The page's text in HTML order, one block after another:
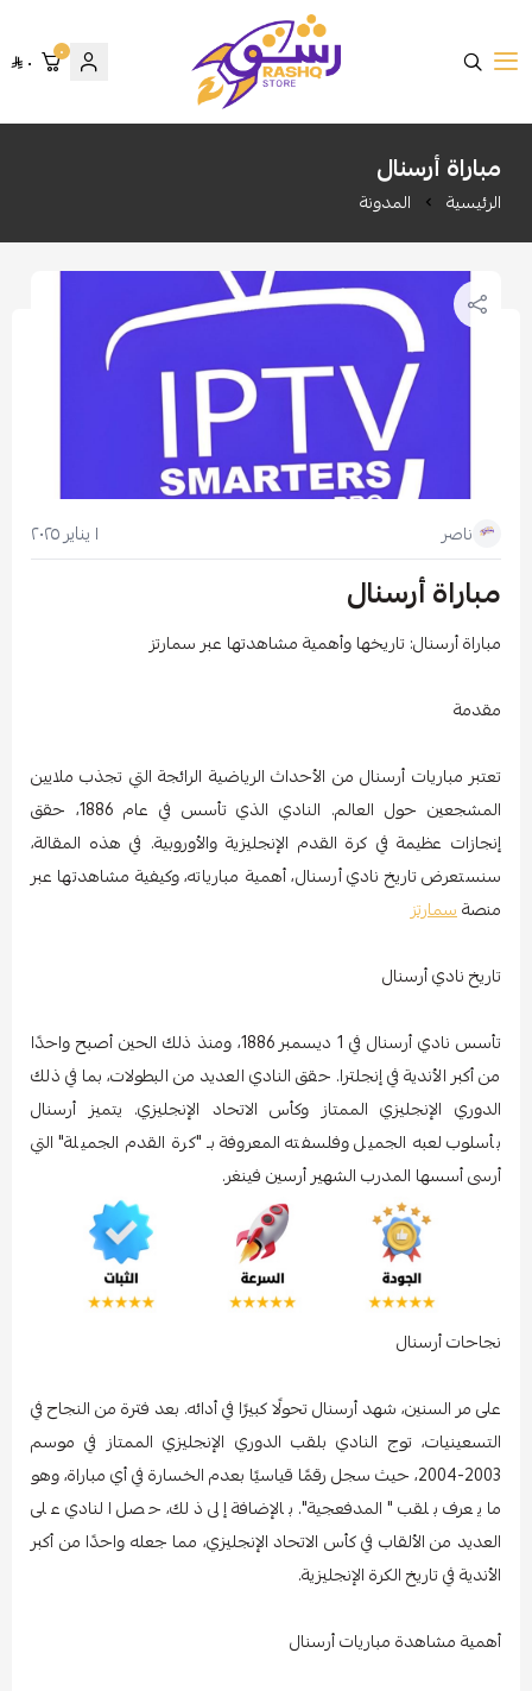
متجر رشق
٠ ٠
مباراة أرسنال
الرئيسية المدونة
ناصر ١ يناير ٢٠٢٥
مباراة أرسنال
مباراة أرسنال: تاريخها وأهمية مشاهدتها عبر سمارتز
مقدمة
تعتبر مباريات أرسنال من الأحداث الرياضية الرائجة التي تجذب ملايين
المشجعين حول العالم. النادي الذي تأسس في عام 1886، حقق
إنجازات عظيمة في كرة القدم الإنجليزية والأوروبية. في هذه المقالة،
سنستعرض تاريخ نادي أرسنال، أهمية مبارياته، وكيفية مشاهدتها عبر
منصةسمارتز
تاريخ نادي أرسنال
تأسس نادي أرسنال في 1 ديسمبر 1886، ومنذ ذلك الحين أصبح واحدًا
من أكبر الأندية في إنجلترا. حقق النادي العديد من البطولات، بما في ذلك
الدوري الإنجليزي الممتاز وكأس الاتحاد الإنجليزي. يتميز أرسنال
بأسلوب لعبه الجميل وفلسفته المعروفة بـ "كرة القدم الجميلة" التي
أرسى أسسها المدرب الشهير أرسين فينغر.
نجاحات أرسنال
على مر السنين، شهد أرسنال تحولًا كبيرًا في أدائه. بعد فترة من النجاح في
التسعينيات، توج النادي بلقب الدوري الإنجليزي الممتاز في موسم
2003-2004، حيث سجل رقمًا قياسيًا بعدم الخسارة في أي مباراة، وهو
ما يعرف بلقب "المدفعجية". بالإضافة إلى ذلك، حصل النادي على
العديد من الألقاب في كأس الاتحاد الإنجليزي، مما جعله واحدًا من أكبر
الأندية في تاريخ الكرة الإنجليزية.
أهمية مشاهدة مباريات أرسنال